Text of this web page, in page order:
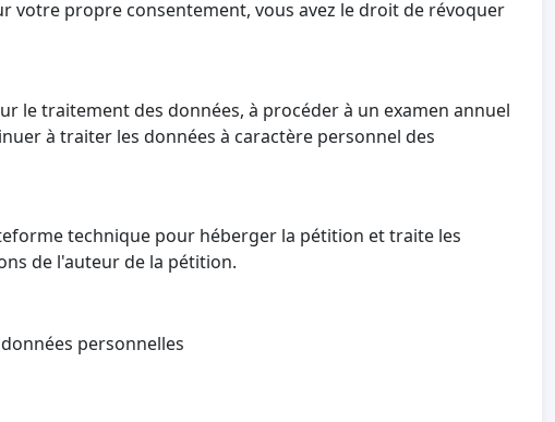
votre propre consentement, vous avez le droit de révoquer
le traitement des données, à procéder à un examen annuel
à traiter les données à caractère personnel des
technique pour héberger la pétition et traite les
de l'auteur de la pétition.
personnelles